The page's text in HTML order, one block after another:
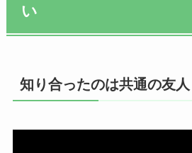
い
知り合ったのは共通の友人